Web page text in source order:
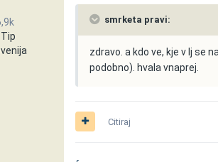
Tip
smrketa pravi:
zdravo. a kdo ve, kje v lj se
podobno). hvala vnaprej.
Citiraj